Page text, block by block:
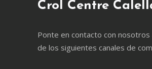
Crol Centre
Ponte en contacto con
de los siguientes canales de